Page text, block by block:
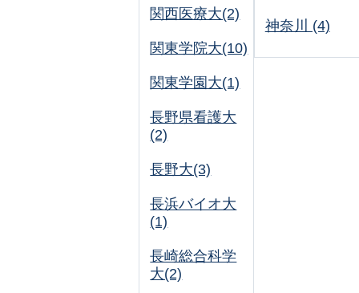
関西医療大(2)
関東学院大(10)
関東学園大(1)
長野県看護大
(2)
長野大(3)
長浜バイオ大
(1)
長崎総合科学
大(2)
神奈川 (4)